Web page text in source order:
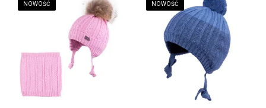
NOWOŚĆ NOWOŚĆ